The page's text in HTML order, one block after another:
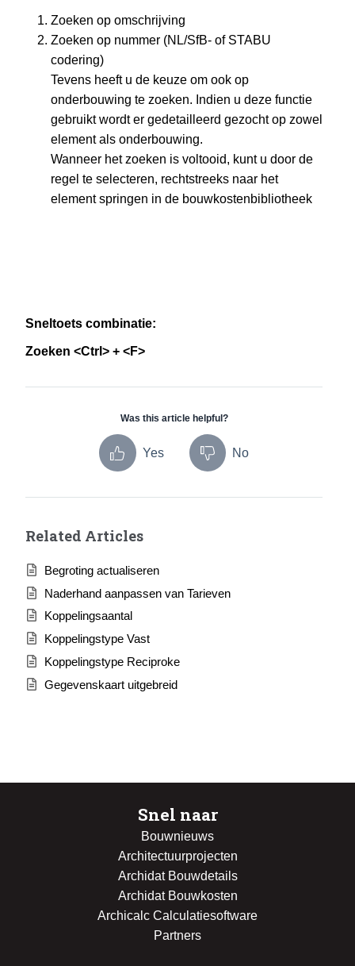
Zoeken op omschrijving
Zoeken op nummer (NL/SfB- of STABU
codering)
Tevens heeft u de keuze om ook op
onderbouwing te zoeken. Indien u deze functie
gebruikt wordt er gedetailleerd gezocht op zowel
element als onderbouwing.
Wanneer het zoeken is voltooid, kunt u door de
regel te selecteren, rechtstreeks naar het
element springen in de bouwkostenbibliotheek
Sneltoets combinatie:
Zoeken <Ctrl> + <F>
Was this article helpful?
Yes No
Related Articles
Begroting actualiseren
Naderhand aanpassen van Tarieven
Koppelingsaantal
Koppelingstype Vast
Koppelingstype Reciproke
Gegevenskaart uitgebreid
Snel naar
Bouwnieuws
Architectuurprojecten
Archidat Bouwdetails
Archidat Bouwkosten
Archicalc Calculatiesoftware
Partners